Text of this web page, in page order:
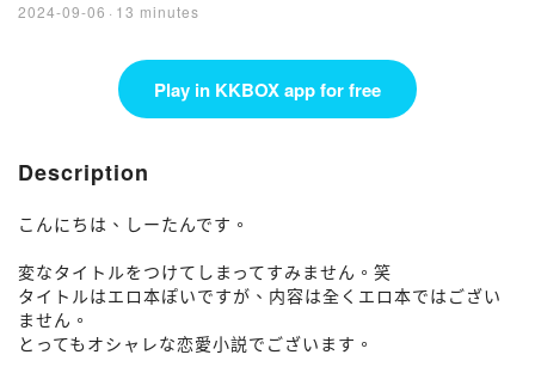
2024-09-06 · 13 minutes
Play in KKBOX app for free
Description
こんにちは、しーたんです。
変なタイトルをつけてしまってすみません。笑
タイトルはエロ本ぽいですが、内容は全くエロ本ではござい
ません。
とってもオシャレな恋愛小説でございます。